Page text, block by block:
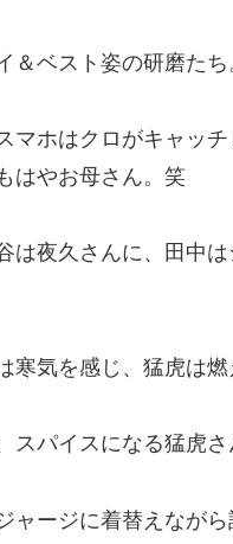
＆ベスト姿の研磨た
マホはクロがキャッ
はやお母さん。笑
は夜久さんに、田中
寒気を感じ、猛虎は
パイスになる猛虎さ
ャージに着替えなが